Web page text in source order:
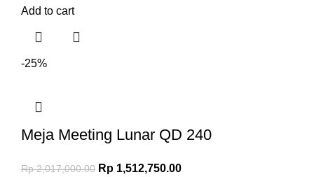
Add to cart
-25%
Meja Meeting Lunar QD 240
Rp2,017,000.00 Rp 1,512,750.00